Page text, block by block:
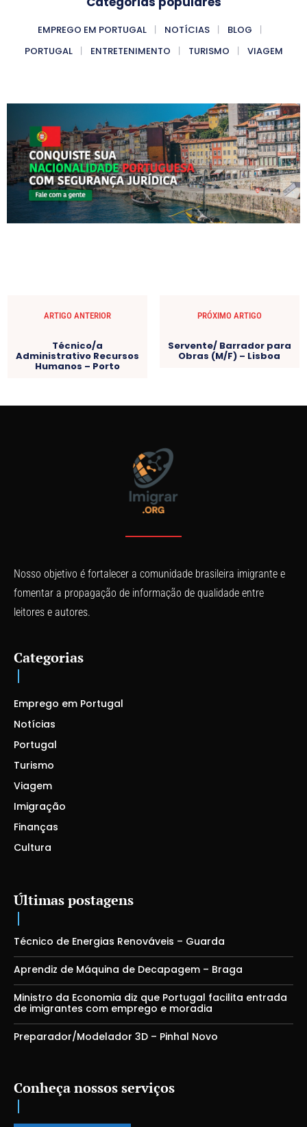
EMPREGO EM PORTUGAL NOTÍCIAS
BLOG
PORTUGAL
ENTRETENIMENTO TURISMO VIAGEM
ARTIGO ANTERIOR
Técnico/a
Administrativo Recursos
Humanos – Porto
PRÓXIMO ARTIGO
Servente/ Barrador para
Obras (M/F) – Lisboa
Nosso objetivo é fortalecer a comunidade brasileira imigrante e
fomentar a propagação de informação de qualidade entre
leitores e autores.
Categorias
Emprego em Portugal
Notícias
Portugal
Turismo
Viagem
Imigração
Finanças
Cultura
Últimas postagens
Técnico de Energias Renováveis – Guarda
Aprendiz de Máquina de Decapagem – Braga
Ministro da Economia diz que Portugal facilita entrada
de imigrantes com emprego e moradia
Preparador/Modelador 3D – Pinhal Novo
Conheça nossos serviços